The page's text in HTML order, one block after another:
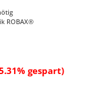
ROBAX®
gespart)